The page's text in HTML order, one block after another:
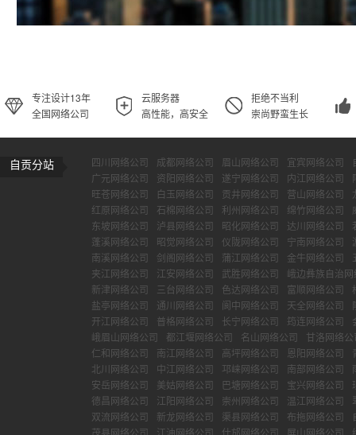
专注设计13年
全国网络公司
云服务器
高性能，高安全
拒绝不当利
崇尚野蛮生长
自贡分站 四川网络公司 成都网络公司 眉山网络公司 宜宾网络公司
广元网络公司
资阳网络公司 遂宁网络公司 内江网络公司
旺苍网络公司
白玉网络公司 贡井网络公司 营山网络公司
红原网络公司
石棉网络公司 利州网络公司 绵竹网络公司
东坡网络公司
泸县网络公司 昭化网络公司 达川网络公司
蓬溪网络公司
昭觉网络公司 仪陇网络公司 宁南网络公司
南溪网络公司
剑阁网络公司 蒲江网络公司 金牛网络公司
夹江网络公司
江安网络公司 武胜网络公司
峨边彝族自治网
新津网络公司
三台网络公司 色达网络公司 富顺网络公司
盐亭网络公司
通川网络公司 阆中网络公司 天全网络公司
开江网络公司
普格网络公司 长宁网络公司 筠连网络公司
峨眉山网络公司
都江堰网络公司 名山网络公司
甘洛网络公
仁和网络公司
南江网络公司 高坪网络公司 恩阳网络公司
北川网络公司
中江网络公司 邛崃网络公司 南部网络公司
安岳网络公司
美姑网络公司 巴塘网络公司 宝兴网络公司
德昌网络公司
江阳网络公司 崇州网络公司 温江网络公司
双流网络公司
新龙网络公司 渠县网络公司 布拖网络公司